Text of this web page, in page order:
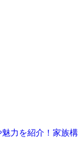
魅力を紹介！家族構